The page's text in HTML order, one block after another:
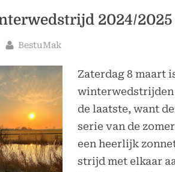
2024/
Door
BestuMak
Zaterdag 8 maart
winterwedstrijden
de laatste, want
serie van de
een heerlijk
strijd met elkaar